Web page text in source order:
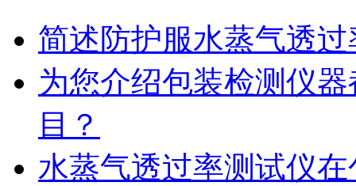
简述防护服水蒸气透
为您介绍包装检测仪
目？
水蒸气透过率测试仪